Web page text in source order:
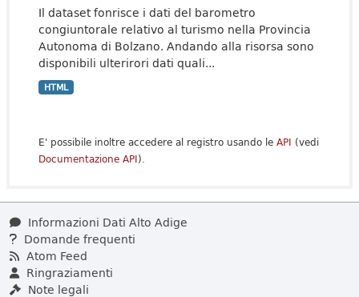
Il dataset fonrisce i dati del barometro
congiuntorale relativo al turismo nella Provincia
Autonoma di Bolzano. Andando alla risorsa sono
disponibili ulterirori dati quali...
HTML
E' possibile inoltre accedere al registro usando le API (vedi
Documentazione API).
Informazioni Dati Alto Adige
Domande frequenti
Atom Feed
Ringraziamenti
Note legali